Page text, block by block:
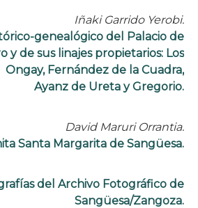
Iñaki Garrido Yerobi.
genealógico del Palacio de
y de sus linajes propietarios: Los
Ongay, Fernández de la Cuadra,
Ayanz de Ureta y Gregorio.
David Maruri Orrantia.
Santa Margarita de Sangüesa.
del Archivo Fotográfico de
Sangüesa/Zangoza.